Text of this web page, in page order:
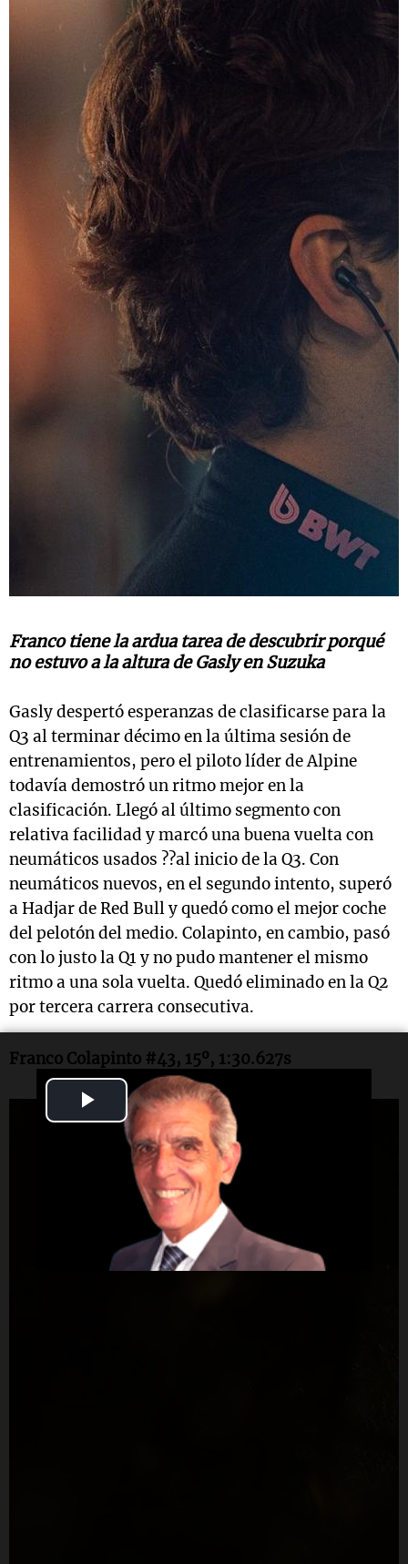
Play
Video
Franco tiene la ardua tarea de descubrir porqué
no estuvo a la altura de Gasly en Suzuka
Gasly despertó esperanzas de clasificarse para la
Q3 al terminar décimo en la última sesión de
entrenamientos, pero el piloto líder de Alpine
todavía demostró un ritmo mejor en la
clasificación. Llegó al último segmento con
relativa facilidad y marcó una buena vuelta con
neumáticos usados ??al inicio de la Q3. Con
neumáticos nuevos, en el segundo intento, superó
a Hadjar de Red Bull y quedó como el mejor coche
del pelotón del medio. Colapinto, en cambio, pasó
con lo justo la Q1 y no pudo mantener el mismo
ritmo a una sola vuelta. Quedó eliminado en la Q2
por tercera carrera consecutiva.
Franco Colapinto #43, 15º, 1:30.627s